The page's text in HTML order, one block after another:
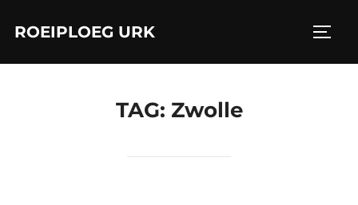
naarROEIPLOEG URK
TAG: Zwolle